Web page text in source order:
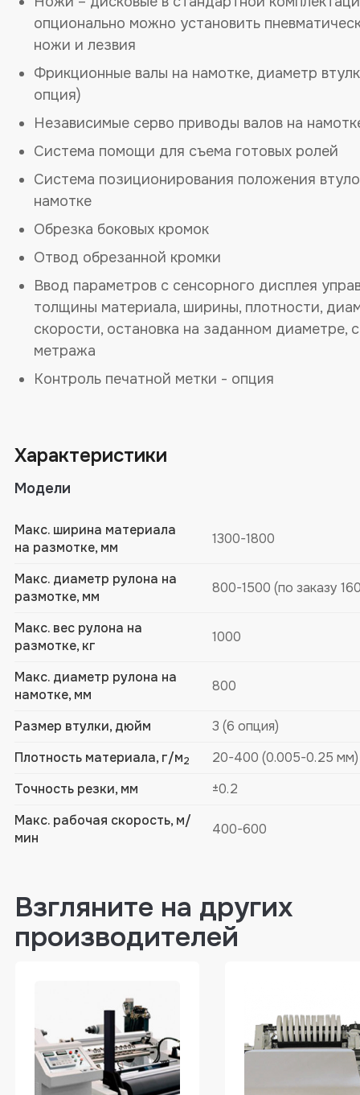
опционально можно установить
ножи и лезвия
Фрикционные валы на намотке, диаметр
опция)
Независимые серво приводы валов на
Система помощи для съема готовых ролей
Система позиционирования положения
намотке
Обрезка боковых кромок
Отвод обрезанной кромки
Ввод параметров с сенсорного дисплея
толщины материала, ширины, плотности,
скорости, остановка на заданном диаметре,
метража
Контроль печатной метки - опция
Характеристики
Модели
Макс. ширина материала
на размотке, мм
1300-1800
Макс. диаметр рулона на
размотке, мм
800-1500 (по заказу
Макс. вес рулона на
размотке, кг
1000
Макс. диаметр рулона на
намотке, мм
800
Размер втулки, дюйм
3 (6 опция)
Плотность материала, г/м2
20-400 (0.005-0.25 мм)
Точность резки, мм
±0.2
Макс. рабочая скорость, м/
мин
400-600
Взгляните на других
производителей